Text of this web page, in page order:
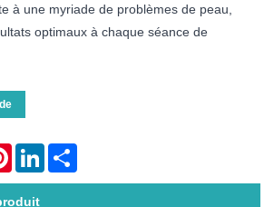
à une myriade de problèmes de peau,
optimaux à chaque séance de
PinterestLinkedIn